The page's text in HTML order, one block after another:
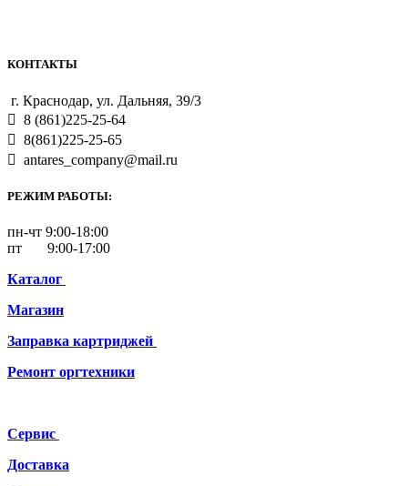
КОНТАКТЫ
г. Краснодар, ул. Дальняя, 39/3
8 (861)225-25-64
8(861)225-25-65
antares_company@mail.ru
РЕЖИМ РАБОТЫ:
пн-чт 9:00-18:00
пт 9:00-17:00
Каталог
Магазин
Заправка картриджей
Ремонт оргтехники
Сервис
Доставка